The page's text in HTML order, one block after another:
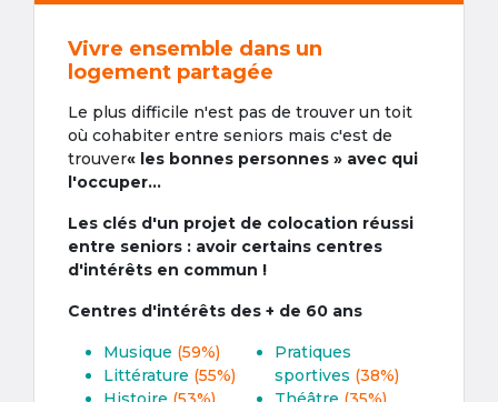
Vivre ensemble dans un
logement partagée
Le plus difficile n'est pas de trouver un toit
où cohabiter entre seniors mais c'est de
trouver« les bonnes personnes » avec qui
l'occuper...
Les clés d'un projet de colocation réussi
entre seniors : avoir certains centres
d'intérêts en commun !
Centres d'intérêts des + de 60 ans
Musique (59%)
Littérature (55%)
Pratiques
sportives (38%)